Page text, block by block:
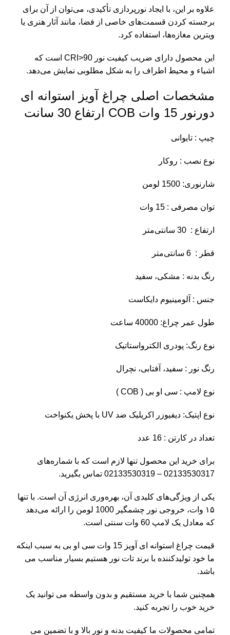
علاوه بر این، با ایجاد نورپردازی تأکیدی، می‌توان از آن برای
برجسته کردن قسمت‌های خاصی از فضا، مانند آثار هنری یا
ویترین مغازه‌ها، استفاده کرد.
این محصول دارای ضریب کیفیت نور CRI>90 است که
اشیاء و محیط اطراف را به شکل مطلوبی نمایش می‌دهد.
مشخصات اصلی چراغ آویز استوانه ای
دورنور 15 وات COB ارتفاع 30 سانت
چیپ : تایوانی
نوع نصب : روکار
شارنوری: 1500 لومن
توان مصرفی : 15 وات
ارتفاع : 30 سانتی‌متر
قطر : 6 سانتی‌متر
رنگ بدنه : مشکی، سفید
جنس : آلومینیوم دایکاست
طول عمر چراغ: 40000 ساعت
نوع رنگ: پودری الکترواستاتیک
رنگ نور : سفید، آفتابی، نچرال
نوع لامپ : سی او بی ( COB )
نوع اپتیک: دیفیوزر اکریلیک ضد UV با پخش یکنواخت
تعداد در کارتن : 16 عدد
برای خرید این محصول تنها لازم است که با شماره‌های
02133530317 – 02133530319 تماس بگیرید.
یکی از ویژگی‌های کلیدی آن، بهره‌وری انرژی آن است. با تنها
۱۵ وات، خروجی نور چشمگیر 1000 لومن را ارائه می‌دهد
که معادل یک لامپ 60 وات سنتی است.
قیمت چراغ استوانه ای آویز 15 وات سی او بی به سبب اینکه
ما خود تولیدکننده با برند تات نور هستیم بسیار مناسب می
باشد.
همچنین شما با خرید مستقیم و بدون واسطه می توانید یک
خرید خوب را تجربه کنید.
تمامی محصولات ما کیفیت بدنه و نور بالا و با تضمین می